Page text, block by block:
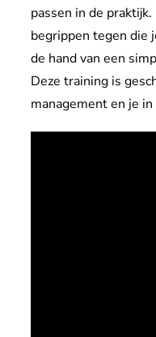
passen in de
begrippen tegen die
de hand van een
Deze training is
management en je